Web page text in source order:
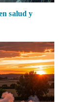
salud y